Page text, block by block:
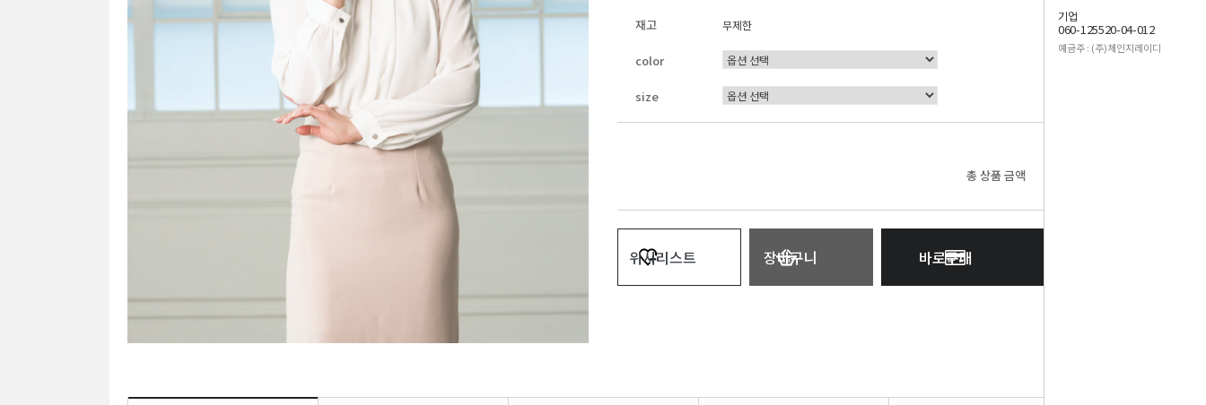
기업
060-125520-04-012
예금주 : (주)체인지레이디
재고 무제한
color
size
총 상품 금액
위시리스트 장바구니 바로구매